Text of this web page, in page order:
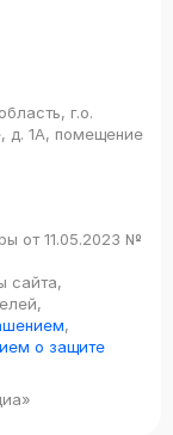
г.о.
д. 1А, помещение
от 11.05.2023 №
сайта,
,
о защите